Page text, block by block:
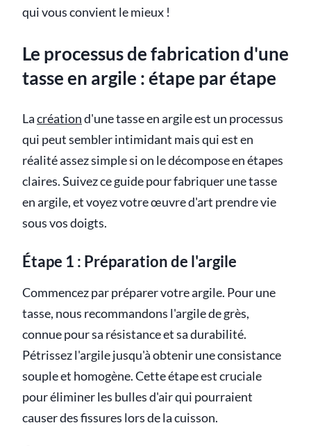
qui vous convient le mieux !
Le processus de fabrication d'une
tasse en argile : étape par étape
Lacréationd'une tasse en argile est un processus
qui peut sembler intimidant mais qui est en
réalité assez simple si on le décompose en étapes
claires. Suivez ce guide pour fabriquer une tasse
en argile, et voyez votre œuvre d'art prendre vie
sous vos doigts.
Étape 1 : Préparation de l'argile
Commencez par préparer votre argile. Pour une
tasse, nous recommandons l'argile de grès,
connue pour sa résistance et sa durabilité.
Pétrissez l'argile jusqu'à obtenir une consistance
souple et homogène. Cette étape est cruciale
pour éliminer les bulles d'air qui pourraient
causer des fissures lors de la cuisson.